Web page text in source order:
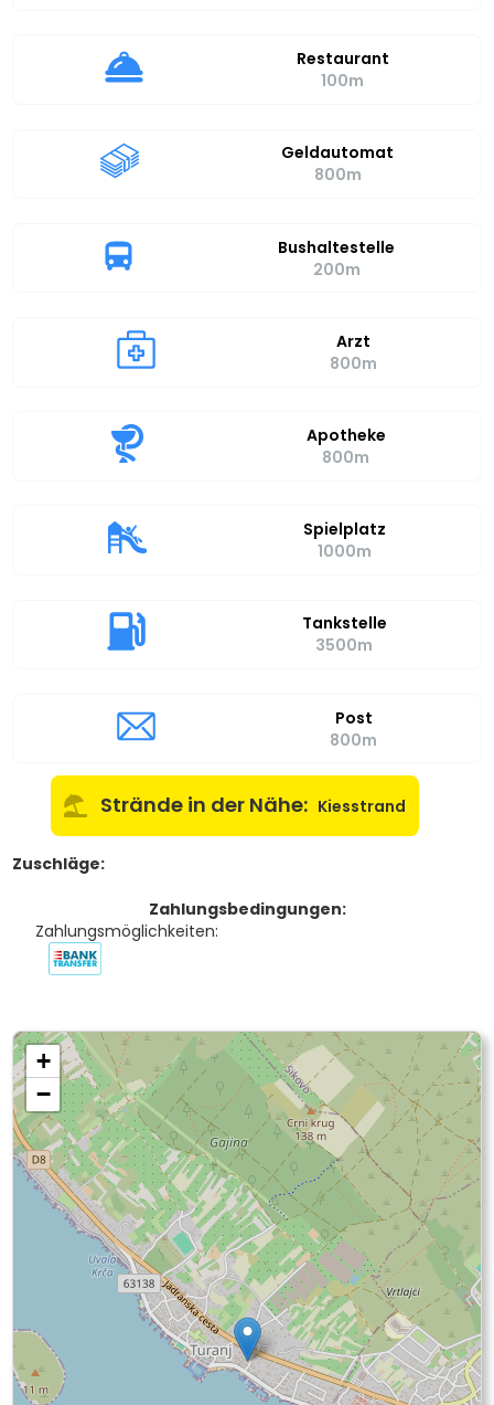
Restaurant
100m
Geldautomat
800m
Bushaltestelle
200m
Arzt
800m
Apotheke
800m
Spielplatz
1000m
Tankstelle
3500m
Post
800m
Strände in der Nähe: Kiesstrand
Zuschläge:
Zahlungsbedingungen:
Zahlungsmöglichkeiten:
+
−